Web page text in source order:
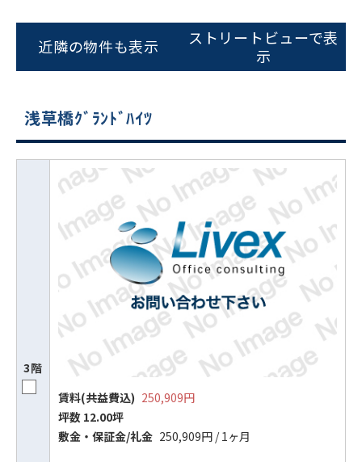
近隣の物件も表示
ストリートビューで表
示
浅草橋ｸﾞﾗﾝﾄﾞﾊｲﾂ
3階
賃料(共益費込) 250,909円
坪数 12.00坪
敷⾦‧保証⾦/礼⾦ 250,909円 / 1ヶ月
ビルコード：
をお伝えいただくと